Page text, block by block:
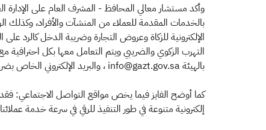
وأكد مستشار معالي المحافظ - المشرف العام على الإدارة
الإلكترونية للزكاة وعروض التجارة وضريبة الدخل كالرد
بالهيئة info@gazt.gov.sa ، والبريد الإلكتروني الخاص بضريبة القيمة المضافة vat@gazt.com.sa .
إلكترونية متنوعة في طور التنفيذ للرقي في سرعة خدمة